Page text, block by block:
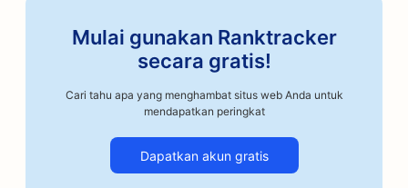
SEO untuk Kelas Seni
SEO untuk Penyangrai Kopi Artisan
SEO untuk Layanan Jaminan Obligasi
Mulai gunakan Ranktracker
secara gratis!
Cari tahu apa yang menghambat situs web Anda untuk
mendapatkan peringkat
Dapatkan akun gratis